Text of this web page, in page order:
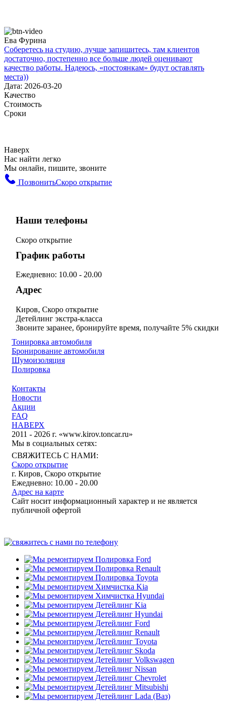
Ева Фурина
Соберетесь на студию, лучше запишитесь, там клиентов
достаточно, постепенно все больше людей оценивают
качество работы. Надеюсь, «постоянкам» будут оставлять
места))
Дата: 2026-03-20
Качество
Стоимость
Сроки
Наверх
Нас найти легко
Мы онлайн, пишите, звоните
ПозвонитьСкоро открытие
Наши телефоны
Скоро открытие
График работы
Ежедневно: 10.00 - 20.00
Адрес
Киров, Скоро открытие
Детейлинг экстра-класса
Звоните заранее, бронируйте время, получайте 5% скидки
Контакты
Новости
Акции
FAQ
НАВЕРХ
2011 - 2026 г. «www.kirov.toncar.ru»
Тонировка автомобиля
Бронирование автомобиля
Шумоизоляция
Полировка
Мы в социальных сетях:
СВЯЖИТЕСЬ С НАМИ:
Скоро открытие
г. Киров, Скоро открытие
Ежедневно: 10.00 - 20.00
Адрес на карте
Сайт носит информационный характер и не является
публичной офертой